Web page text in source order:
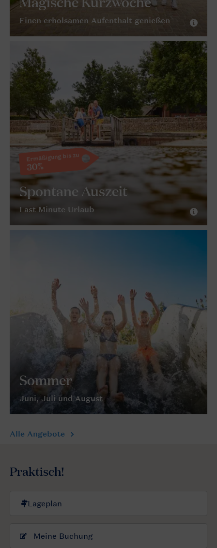
Einen erholsamen Aufenthalt genießen
Ermäßigung bis zu
30%
Spontane Auszeit
Last Minute Urlaub
Sommer
Juni, Juli und August
Alle Angebote
Praktisch!
Meine Buchung